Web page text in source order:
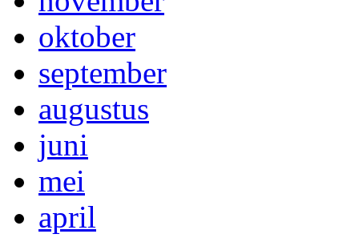
oktober
september
augustus
juni
mei
april